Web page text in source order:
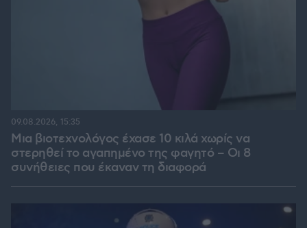
Μια βιοτεχνολόγος έχασε 10 κιλά χωρίς να
στερηθεί το αγαπημένο της φαγητό – Οι 8
συνήθειες που έκαναν τη διαφορά
09.08.2026, 15:35